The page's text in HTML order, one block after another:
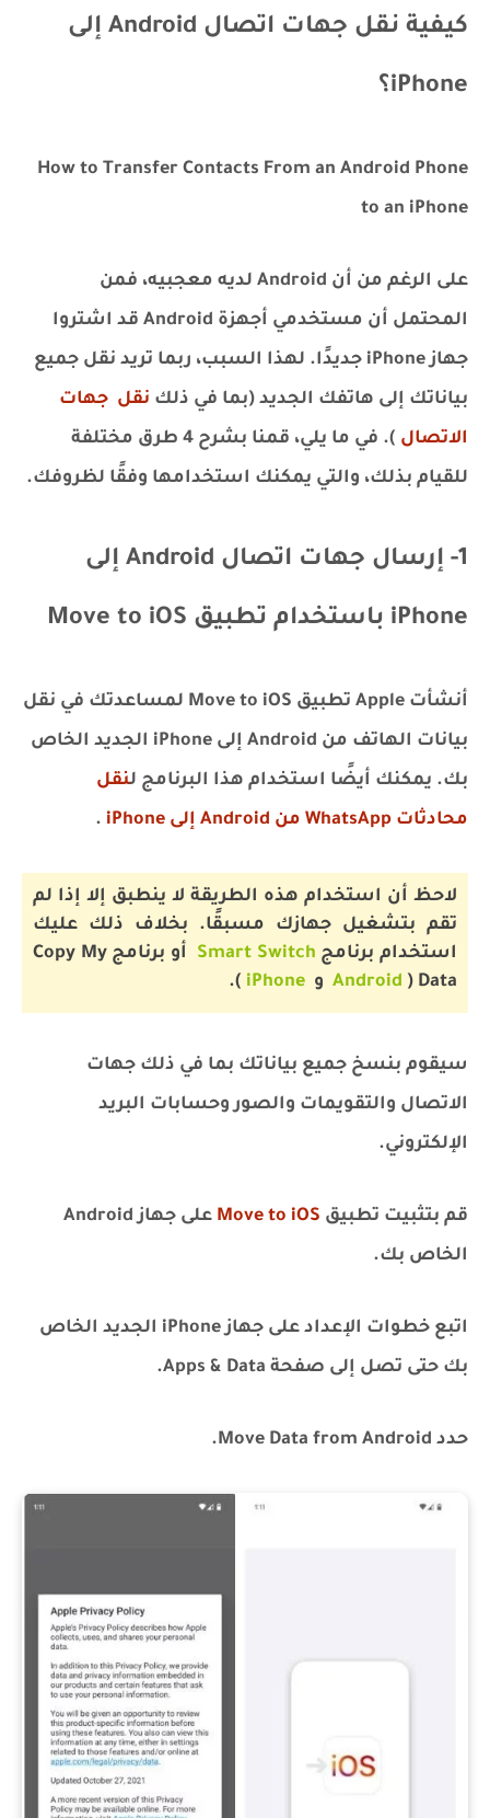
كيفية نقل جهات اتصال Android إلى
iPhone؟
How to Transfer Contacts From an Android Phone
to an iPhone
على الرغم من أن Android لديه معجبيه، فمن
المحتمل أن مستخدمي أجهزة Android قد اشتروا
جهاز iPhone جديدًا. لهذا السبب، ربما تريد نقل جميع
بياناتك إلى هاتفك الجديد (بما في ذلك نقل جهات
الاتصال
). في ما يلي، قمنا بشرح 4 طرق مختلفة
للقيام بذلك، والتي يمكنك استخدامها وفقًا لظروفك.
1- إرسال جهات اتصال Android إلى
iPhone باستخدام تطبيق Move to iOS
أنشأت Apple تطبيق Move to iOS لمساعدتك في نقل
بيانات الهاتف من Android إلى iPhone الجديد الخاص
بك. يمكنك أيضًا استخدام هذا البرنامج لنقل
محادثات WhatsApp من Android إلى iPhone
.
لاحظ أن استخدام هذه الطريقة لا ينطبق إلا إذا لم
تقم بتشغيل جهازك مسبقًا. بخلاف ذلك عليك
استخدام برنامج Smart Switch
أو برنامج Copy My
Data (
Android و iPhone
).
سيقوم بنسخ جميع بياناتك بما في ذلك جهات
الاتصال والتقويمات والصور وحسابات البريد
الإلكتروني.
قم بتثبيت تطبيق Move to iOS
على جهاز Android
الخاص بك.
اتبع خطوات الإعداد على جهاز iPhone الجديد الخاص
بك حتى تصل إلى صفحة Apps & Data.
حدد Move Data from Android.